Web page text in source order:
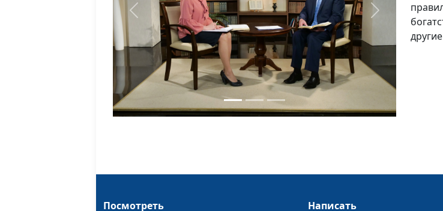
Previous Next
Посмотреть Написать